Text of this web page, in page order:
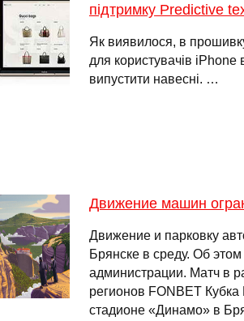
підтримку Predictive
Як виявилося, в
для користувачів iPhone
випустити навесні. …
Движение машин
Движение и парковку
Брянске в среду. Об
администрации. Матч в
регионов FONBET
стадионе «Динамо» в